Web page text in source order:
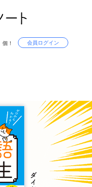
個！ 会員ログイン